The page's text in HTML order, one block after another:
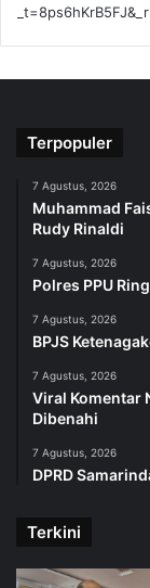
Terpopuler
7 Agustus, 2026
Muhammad
Rudy Rinaldi
7 Agustus, 2026
Polres PPU
7 Agustus, 2026
BPJS
7 Agustus, 2026
Viral Komentar
Dibenahi
7 Agustus, 2026
DPRD
Terkini